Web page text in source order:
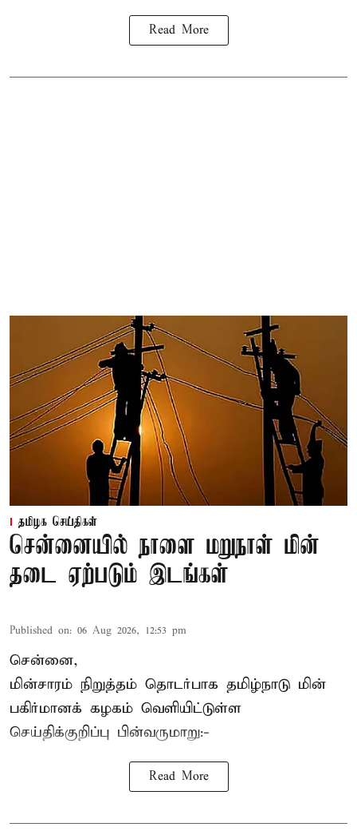
Read More
தமிழக செய்திகள்
சென்னையில் நாளை மறுநாள் மின்
தடை ஏற்படும் இடங்கள்
Published on: 06 Aug 2026, 12:53 pm
சென்னை,
மின்சாரம் நிறுத்தம் தொடர்பாக தமிழ்நாடு மின்
பகிர்மானக் கழகம் வெளியிட்டுள்ள
செய்திக்குறிப்பு பின்வருமாறு:-
Read More